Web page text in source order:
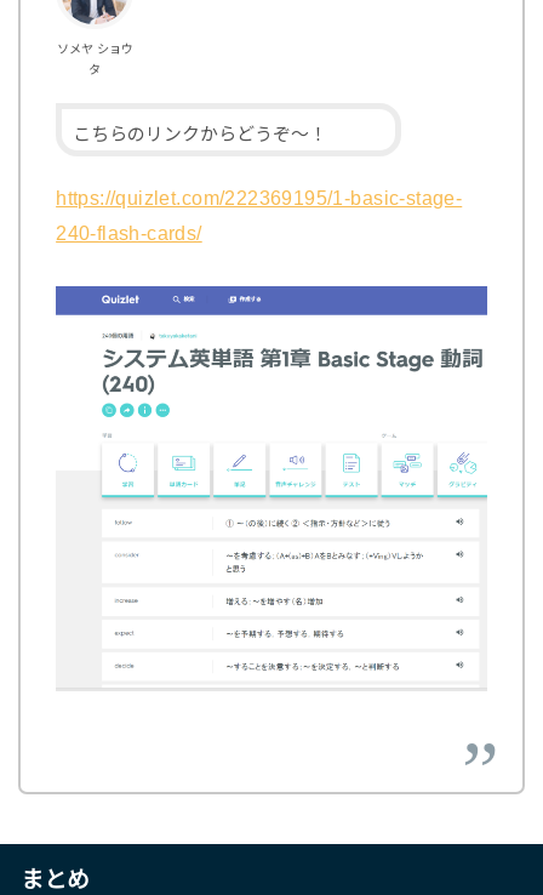
ソメヤ ショウ
タ
こちらのリンクからどうぞ～！
https://quizlet.com/222369195/1-basic-stage-
240-flash-cards/
まとめ